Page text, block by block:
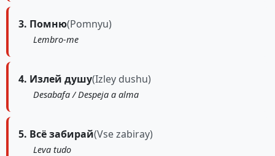
3. Помню(Pomnyu)
Lembro-me
4. Излей душу(Izley dushu)
Desabafa / Despeja a alma
5. Всё забирай(Vse zabiray)
Leva tudo